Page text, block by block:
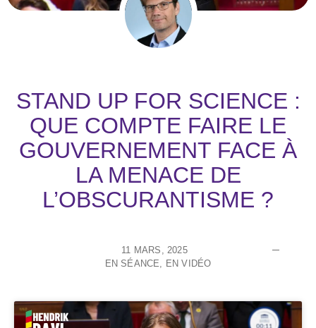
STAND UP FOR SCIENCE :
QUE COMPTE FAIRE LE
GOUVERNEMENT FACE À
LA MENACE DE
L’OBSCURANTISME ?
11 MARS, 2025
EN SÉANCE
EN VIDÉO